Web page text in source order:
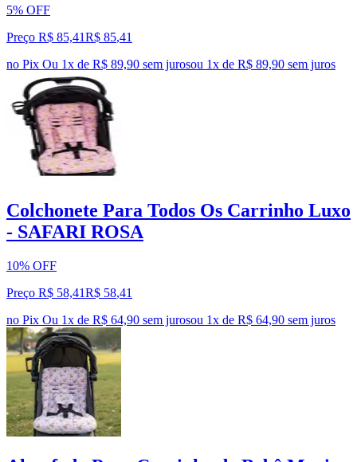
5% OFF
Preço R$ 85,41R$ 85,41
no Pix Ou 1x de R$ 89,90 sem jurosou 1x de R$ 89,90 sem juros
Colchonete Para Todos Os Carrinho Luxo
- SAFARI ROSA
10% OFF
Preço R$ 58,41R$ 58,41
no Pix Ou 1x de R$ 64,90 sem jurosou 1x de R$ 64,90 sem juros